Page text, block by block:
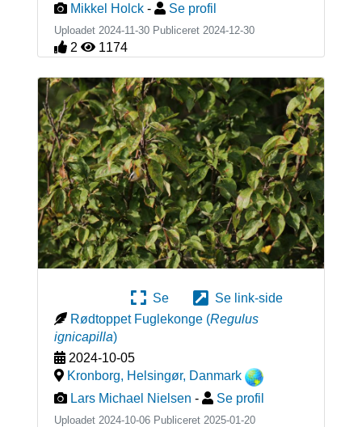
Mikkel Holck - Se profil
Uploadet 2024-11-30 Publiceret 2024-12-30
2 1174
Se
Se link-side
Rødtoppet Fuglekonge (Regulus
ignicapilla)
2024-10-05
Kronborg, Helsingør, Danmark
Lars Michael Nielsen - Se profil
Uploadet 2024-10-06 Publiceret 2025-01-20